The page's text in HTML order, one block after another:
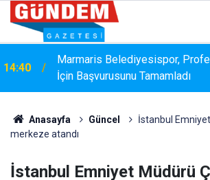
Marmaris Belediyesispor,
İçin Başvurusunu Tamamladı
14:15
Bakanlık Veri Sunamadı: Metin
Eleştirisi
Anasayfa Güncel
İstanbul
merkeze atandı
İstanbul Emniyet Müdürü